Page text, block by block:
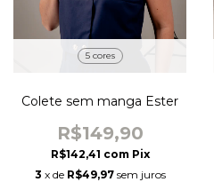
5 cores
Colete sem manga Ester
R$149,90
R$142,41 com Pix
3 x de R$49,97 sem juros